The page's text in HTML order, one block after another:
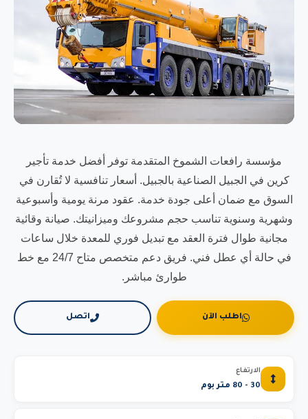
مؤسسة رافعات الشموخ المتقدمة توفر أفضل خدمة تأجير
كرين في الجبيل الصناعية بالجبيل. أسعار تنافسية لا تُقارن في
السوق مع ضمان أعلى جودة خدمة. عقود مرنة يومية وأسبوعية
وشهرية وسنوية تناسب حجم مشروعك وميزانيتك. صيانة وقائية
مجانية طوال فترة العقد مع تبديل فوري للمعدة خلال ساعات
في حالة أي عطل فني. فريق دعم متخصص متاح 24/7 مع خط
طوارئ مباشر.
اطلب الآن اتصل
الارتفاع
30 - 80 متر بوم